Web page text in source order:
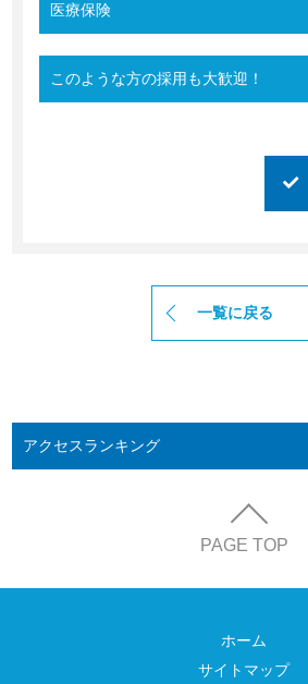
医療保険
このような方の採用も大歓迎！
一覧に戻る
アクセスランキング
PAGE TOP
ホーム
サイトマップ